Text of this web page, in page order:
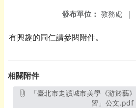
發布單位： 教務處 |
有興趣的同仁請參閱附件。
相關附件
習」公文.pdf